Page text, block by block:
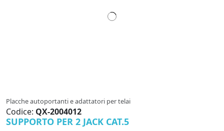
Placche autoportanti e adattatori per telai
Codice: QX-2004012
SUPPORTO PER 2 JACK CAT.5